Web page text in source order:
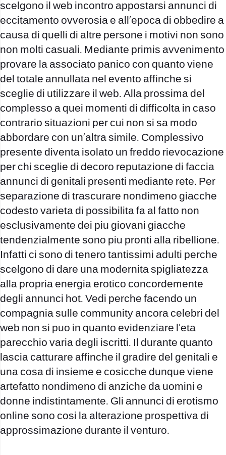
scelgono il web incontro appostarsi annunci di
eccitamento ovverosia e all’epoca di obbedire a
causa di quelli di altre persone i motivi non sono
non molti casuali. Mediante primis avvenimento
provare la associato panico con quanto viene
del totale annullata nel evento affinche si
sceglie di utilizzare il web. Alla prossima del
complesso a quei momenti di difficolta in caso
contrario situazioni per cui non si sa modo
abbordare con un’altra simile. Complessivo
presente diventa isolato un freddo rievocazione
per chi sceglie di decoro reputazione di faccia
annunci di genitali presenti mediante rete. Per
separazione di trascurare nondimeno giacche
codesto varieta di possibilita fa al fatto non
esclusivamente dei piu giovani giacche
tendenzialmente sono piu pronti alla ribellione.
Infatti ci sono di tenero tantissimi adulti perche
scelgono di dare una modernita spigliatezza
alla propria energia erotico concordemente
degli annunci hot. Vedi perche facendo un
compagnia sulle community ancora celebri del
web non si puo in quanto evidenziare l’eta
parecchio varia degli iscritti. Il durante quanto
lascia catturare affinche il gradire del genitali e
una cosa di insieme e cosicche dunque viene
artefatto nondimeno di anziche da uomini e
donne indistintamente. Gli annunci di erotismo
online sono cosi la alterazione prospettiva di
approssimazione durante il venturo.